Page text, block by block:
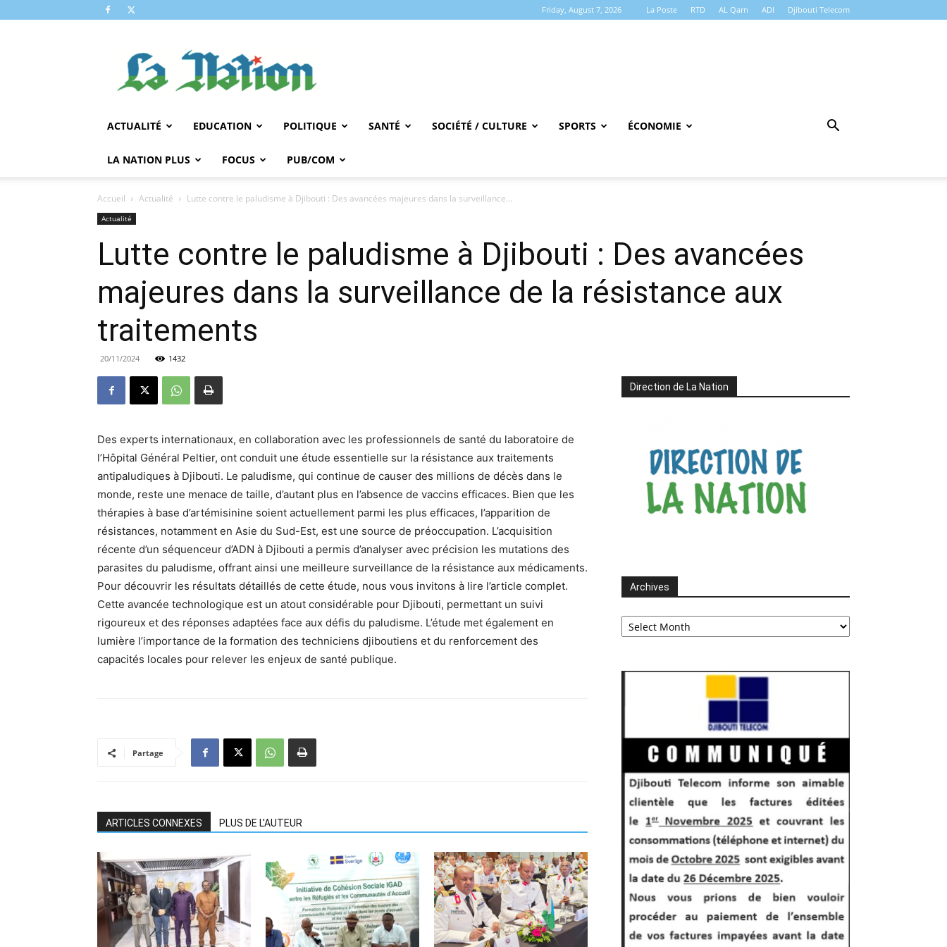
Friday, August 7, 2026 La Poste RTD AL Qarn ADI Djibouti Telecom
NATION
ACTUALITÉ EDUCATION POLITIQUE SANTÉ SOCIÉTÉ / CULTURE SPORTS ÉCONOMIE
LA NATION PLUS FOCUS PUB/COM
Accueil Actualité Lutte contre le paludisme à Djibouti : Des avancées majeures dans la surveillance...
Actualité
Lutte contre le paludisme à Djibouti : Des avancées
majeures dans la surveillance de la résistance aux
traitements
20/11/2024 1432
Des experts internationaux, en collaboration avec les professionnels de santé du laboratoire de
l’Hôpital Général Peltier, ont conduit une étude essentielle sur la résistance aux traitements
antipaludiques à Djibouti. Le paludisme, qui continue de causer des millions de décès dans le
monde, reste une menace de taille, d’autant plus en l’absence de vaccins efficaces. Bien que les
thérapies à base d’artémisinine soient actuellement parmi les plus efficaces, l’apparition de
résistances, notamment en Asie du Sud-Est, est une source de préoccupation. L’acquisition
récente d’un séquenceur d’ADN à Djibouti a permis d’analyser avec précision les mutations des
parasites du paludisme, offrant ainsi une meilleure surveillance de la résistance aux médicaments.
Pour découvrir les résultats détaillés de cette étude, nous vous invitons à lire l’article complet.
Cette avancée technologique est un atout considérable pour Djibouti, permettant un suivi
rigoureux et des réponses adaptées face aux défis du paludisme. L’étude met également en
lumière l’importance de la formation des techniciens djiboutiens et du renforcement des
capacités locales pour relever les enjeux de santé publique.
Partage
ARTICLES CONNEXES PLUS DE L'AUTEUR
Direction de La Nation
Archives
Archives